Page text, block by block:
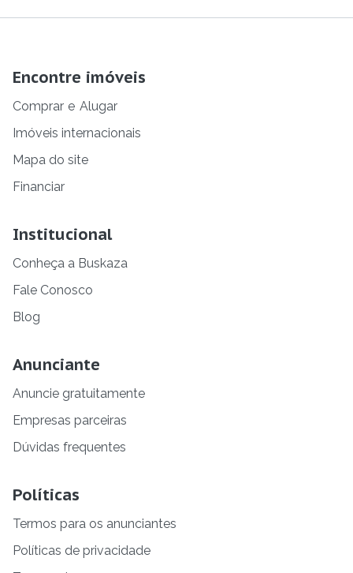
Encontre imóveis
Comprar e Alugar
Imóveis internacionais
Mapa do site
Financiar
Institucional
Conheça a Buskaza
Fale Conosco
Blog
Anunciante
Anuncie gratuitamente
Empresas parceiras
Dúvidas frequentes
Políticas
Termos para os anunciantes
Políticas de privacidade